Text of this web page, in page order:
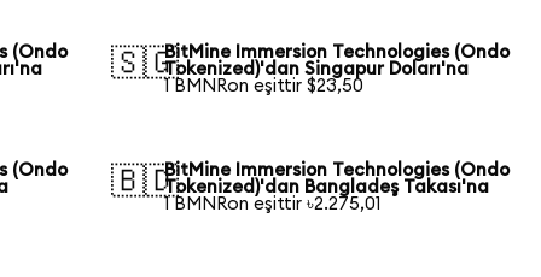
(Ondo
🇸🇬BitMine Immersion Technologies (Ondo
Tokenized)'dan Singapur Doları'na
1 BMNRon eşittir $23,50
(Ondo
🇧🇩BitMine Immersion Technologies (Ondo
Tokenized)'dan Bangladeş Takası'na
1 BMNRon eşittir ৳2.275,01